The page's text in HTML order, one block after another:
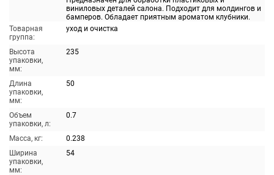
виниловых деталей салона. Подходит для молдингов и
бамперов. Обладает приятным ароматом клубники.
Товарная
группа:
уход и очистка
Высота
упаковки,
мм:
235
Длина
упаковки,
мм:
50
Объем
упаковки, л:
0.7
Масса, кг:
0.238
Ширина
упаковки,
мм:
54